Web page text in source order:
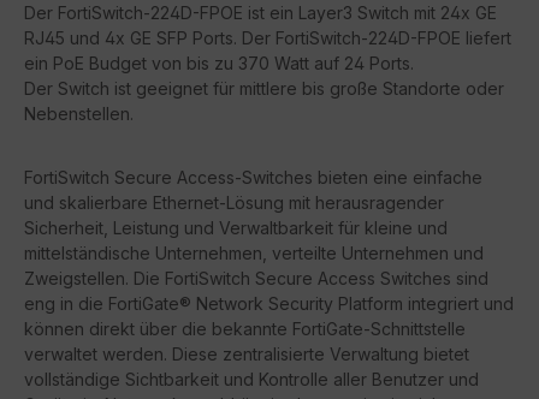
Der FortiSwitch-224D-FPOE ist ein Layer3 Switch mit 24x GE
RJ45 und 4x GE SFP Ports. Der FortiSwitch-224D-FPOE liefert
ein PoE Budget von bis zu 370 Watt auf 24 Ports.
Der Switch ist geeignet für mittlere bis große Standorte oder
Nebenstellen.
FortiSwitch Secure Access-Switches bieten eine einfache
und skalierbare Ethernet-Lösung mit herausragender
Sicherheit, Leistung und Verwaltbarkeit für kleine und
mittelständische Unternehmen, verteilte Unternehmen und
Zweigstellen. Die FortiSwitch Secure Access Switches sind
eng in die FortiGate® Network Security Platform integriert und
können direkt über die bekannte FortiGate-Schnittstelle
verwaltet werden. Diese zentralisierte Verwaltung bietet
vollständige Sichtbarkeit und Kontrolle aller Benutzer und